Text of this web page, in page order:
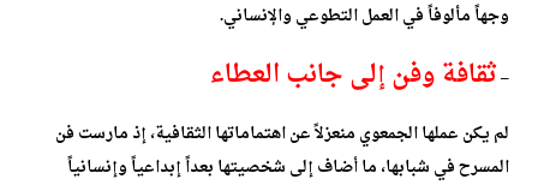
وجهاً مألوفاً في العمل التطوعي والإنساني.
–ثقافة وفن إلى جانب العطاء
لم يكن عملها الجمعوي منعزلاً عن اهتماماتها الثقافية، إذ مارست فن
المسرح في شبابها، ما أضاف إلى شخصيتها بعداً إبداعياً وإنسانياً